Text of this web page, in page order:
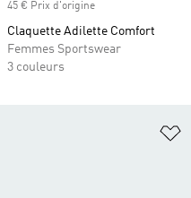
45 € Prix d'origine
Claquette Adilette Comfort
Femmes Sportswear
3 couleurs